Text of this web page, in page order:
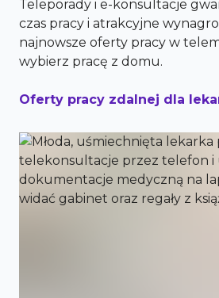
Teleporady i e-konsultacje
czas pracy i atrakcyjne
najnowsze oferty pracy w
wybierz pracę z domu.
Oferty pracy zdalnej dla